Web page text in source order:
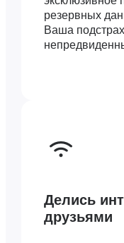
резервных
Ваша
Делись
друзьями